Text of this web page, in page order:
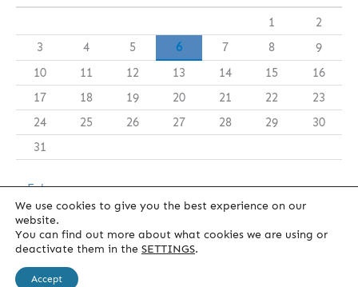
1
2
3
4 5 6 7 8
9
10
11 12 13 14 15
16
17
18 19 20 21 22
23
24
25 26 27 28 29
30
31
« Feb
Legal Notice Cookies Policy
We use cookies to give you the best experience on our
website.
You can find out more about what cookies we are using or
deactivate them in the SETTINGS.
Accept